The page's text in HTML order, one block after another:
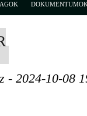
- 2024-10-08